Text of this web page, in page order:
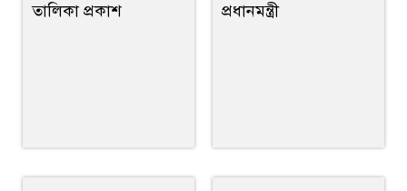
তালিকা প্রকাশ
প্রধানমন্ত্রী